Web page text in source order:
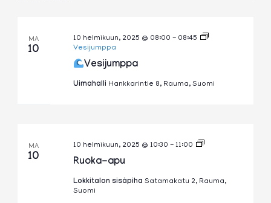
MA
10
Vesijumppa
10 helmikuun, 2025 @ 08:00 - 08:45
Vesijumppa
Uimahalli Hankkarintie 8, Rauma, Suomi
MA
10 Ruoka-apu
10 helmikuun, 2025 @ 10:30 - 11:00
Ruoka-
Lokkitalon sisäpiha Satamakatu 2, Rauma,
Suomi